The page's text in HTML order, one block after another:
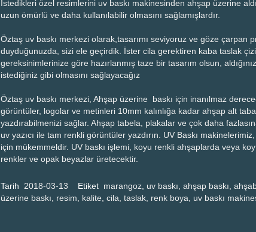
İstedikleri özel resimlerini uv baskı makinesinden ahşap üzerine
uzun ömürlü ve daha kullanılabilir olmasını sağlamışlardır.
Öztaş uv baskı merkezi olarak,tasarımı seviyoruz ve göze çarpan
duyduğunuzda, sizi ele geçirdik. İster cila gerektiren kaba taslak
gereksinimlerinize göre hazırlanmış taze bir tasarım olsun,
istediğiniz gibi olmasını sağlayacağız
Öztaş uv baskı merkezi, Ahşap üzerine baskı için inanılmaz
görüntüler, logolar ve metinleri 10mm kalınlığa kadar ahşap alt
yazdırabilmenizi sağlar. Ahşap tabela, plakalar ve çok daha
uv yazıcı ile tam renkli görüntüler yazdırın. UV Baskı
için mükemmeldir. UV baskı işlemi, koyu renkli ahşaplarda veya
renkler ve opak beyazlar üretecektir.
Tarih 2018-03-13 Etiket marangoz, uv baskı, ahşap baskı,
üzerine baskı, resim, kalite, cila, taslak, renk boya, uv baskı